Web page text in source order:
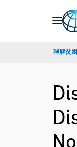
理解贫困